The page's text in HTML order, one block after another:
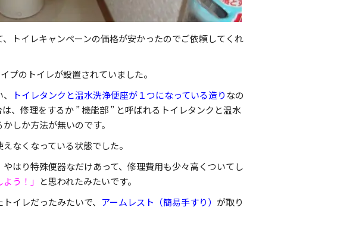
トイレキャンペーンの価格が安かったのでご依頼してくれ
プのトイレが設置されていました。
トイレタンクと温水洗浄便座が１つになっている造り なの
、修理をするか ” 機能部 ” と呼ばれるトイレタンクと温水
しか方法が無いのです。
なくなっている状態でした。
はり特殊便器なだけあって、修理費用も少々高くついてし
う！」 と思われたみたいです。
イレだったみたいで、 アームレスト（簡易手すり） が取り